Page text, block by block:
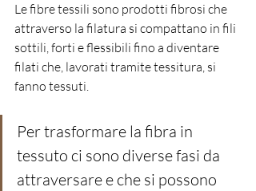
Le fibre tessili sono prodotti fibrosi che
attraverso la filatura si compattano in fili
sottili, forti e flessibili fino a diventare
filati che, lavorati tramite tessitura, si
fanno tessuti.
Per trasformare la fibra in
tessuto ci sono diverse fasi da
attraversare e che si possono